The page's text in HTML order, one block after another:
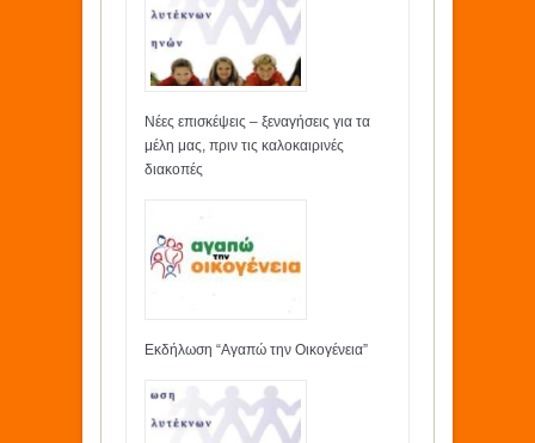
Νέες επισκέψεις – ξεναγήσεις για τα
μέλη μας, πριν τις καλοκαιρινές
διακοπές
Εκδήλωση “Αγαπώ την Οικογένεια”